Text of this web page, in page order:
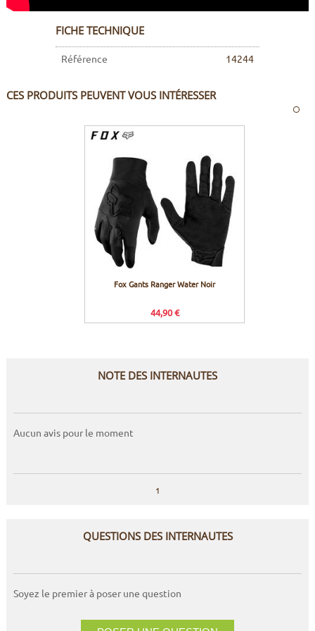
FICHE TECHNIQUE
Référence 14244
CES PRODUITS PEUVENT VOUS INTÉRESSER
Fox Gants Ranger Water Noir
44,90 €
NOTE DES INTERNAUTES
Aucun avis pour le moment
1
QUESTIONS DES INTERNAUTES
Soyez le premier à poser une question